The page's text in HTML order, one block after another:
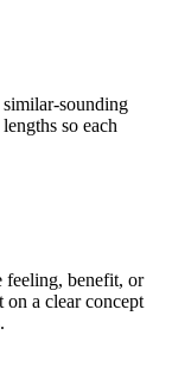
sounding
so each
benefit, or
a clear concept